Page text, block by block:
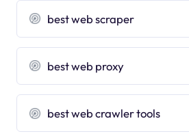
best web scraper
best web proxy
best web crawler tools